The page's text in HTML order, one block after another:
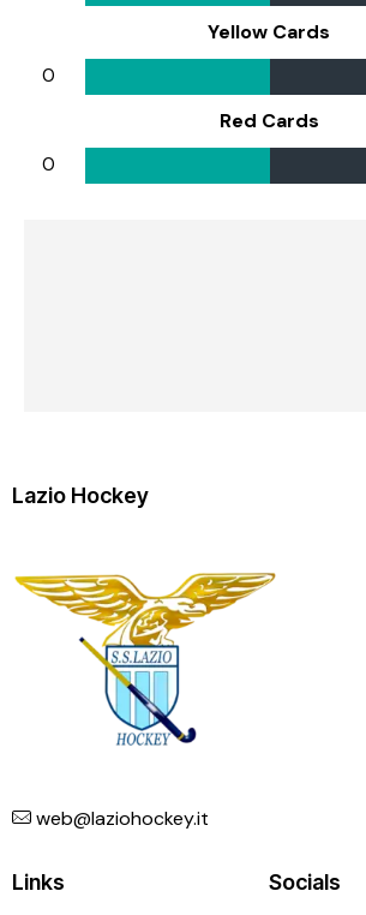
Yellow Cards
0
Red Cards
0
Lazio Hockey
web@laziohockey.it
Links
Socials